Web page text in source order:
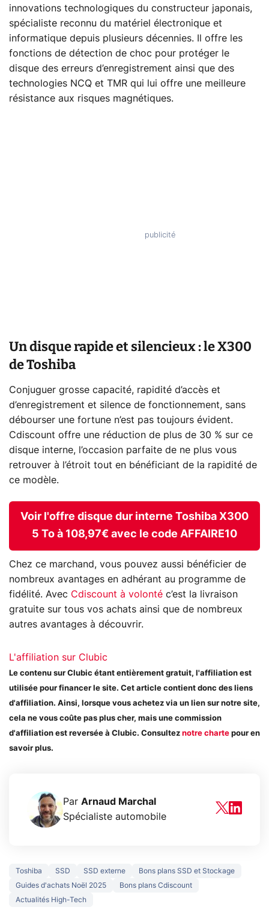
innovations technologiques du constructeur japonais,
spécialiste reconnu du matériel électronique et
informatique depuis plusieurs décennies. Il offre les
fonctions de détection de choc pour protéger le
disque des erreurs d’enregistrement ainsi que des
technologies NCQ et TMR qui lui offre une meilleure
résistance aux risques magnétiques.
Un disque rapide et silencieux : le X300
de Toshiba
Conjuguer grosse capacité, rapidité d’accès et
d’enregistrement et silence de fonctionnement, sans
débourser une fortune n’est pas toujours évident.
Cdiscount offre une réduction de plus de 30 % sur ce
disque interne, l’occasion parfaite de ne plus vous
retrouver à l’étroit tout en bénéficiant de la rapidité de
ce modèle.
Voir l'offre disque dur interne Toshiba X300
5 To à 108,97€ avec le code AFFAIRE10
Chez ce marchand, vous pouvez aussi bénéficier de
nombreux avantages en adhérant au programme de
fidélité. Avec Cdiscount à volonté c’est la livraison
gratuite sur tous vos achats ainsi que de nombreux
autres avantages à découvrir.
L'affiliation sur Clubic
Le contenu sur Clubic étant entièrement gratuit, l'affiliation est
utilisée pour financer le site. Cet article contient donc des liens
d'affiliation. Ainsi, lorsque vous achetez via un lien sur notre site,
cela ne vous coûte pas plus cher, mais une commission
d'affiliation est reversée à Clubic. Consultez notre charte pour en
savoir plus.
Par Arnaud Marchal
Spécialiste automobile
Toshiba SSD SSD externe
Bons plans SSD et Stockage
Guides d'achats Noël 2025
Bons plans Cdiscount
Actualités High-Tech